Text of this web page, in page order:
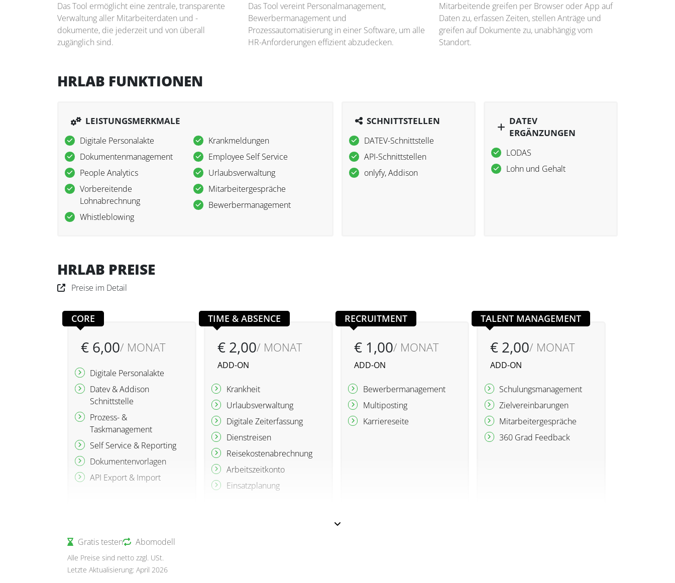
Das Tool ermöglicht eine zentrale, transparente
Verwaltung aller Mitarbeiterdaten und -
dokumente, die jederzeit und von überall
zugänglich sind.
Das Tool vereint Personalmanagement,
Bewerbermanagement und
Prozessautomatisierung in einer Software, um alle
HR-Anforderungen effizient abzudecken.
Mitarbeitende greifen per Browser oder App auf
Daten zu, erfassen Zeiten, stellen Anträge und
greifen auf Dokumente zu, unabhängig vom
Standort.
HRLAB FUNKTIONEN
LEISTUNGSMERKMALE
Digitale Personalakte
Dokumentenmanagement
People Analytics
Vorbereitende
Lohnabrechnung
Whistleblowing
Krankmeldungen
Employee Self Service
Urlaubsverwaltung
Mitarbeitergespräche
Bewerbermanagement
SCHNITTSTELLEN
DATEV-Schnittstelle
API-Schnittstellen
onlyfy, Addison
DATEV
ERGÄNZUNGEN
LODAS
Lohn und Gehalt
HRLAB PREISE
Preise im Detail
CORE
€ 6,00/ MONAT
Digitale Personalakte
Datev & Addison
Schnittstelle
Prozess- &
Taskmanagement
Self Service & Reporting
Dokumentenvorlagen
API Export & Import
TIME & ABSENCE
€ 2,00/ MONAT
ADD-ON
Krankheit
Urlaubsverwaltung
Digitale Zeiterfassung
Dienstreisen
Reisekostenabrechnung
Arbeitszeitkonto
Einsatzplanung
RECRUITMENT
€ 1,00/ MONAT
ADD-ON
Bewerbermanagement
Multiposting
Karriereseite
TALENT MANAGEMENT
€ 2,00/ MONAT
ADD-ON
Schulungsmanagement
Zielvereinbarungen
Mitarbeitergespräche
360 Grad Feedback
Gratis testen Abomodell
Alle Preise sind netto zzgl. USt.
Letzte Aktualisierung: April 2026